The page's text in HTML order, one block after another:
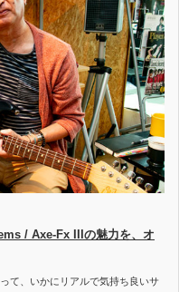
/ Axe-Fx IIIの魅力を、オ
て、いかにリアルで気持ち良いサ